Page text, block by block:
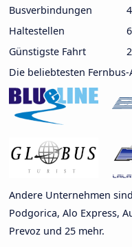
Busverbindungen
Haltestellen
6
Günstigste Fahrt
Die beliebtesten
Andere Unternehmen
Podgorica, Alo Express,
Prevoz und 25 mehr.